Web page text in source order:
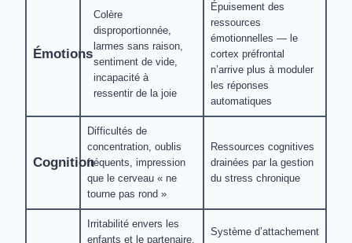
Émotions
Colère
disproportionnée,
larmes sans raison,
sentiment de vide,
incapacité à
ressentir de la joie
Épuisement des
ressources
émotionnelles — le
cortex préfrontal
n’arrive plus à moduler
les réponses
automatiques
Cognition
Difficultés de
concentration, oublis
fréquents, impression
que le cerveau « ne
tourne pas rond »
Ressources cognitives
drainées par la gestion
du stress chronique
Irritabilité envers les
enfants et le partenaire,
Système d’attachement